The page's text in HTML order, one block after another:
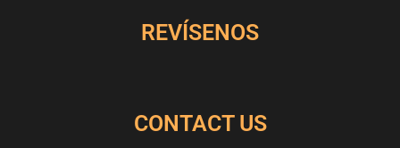
REVÍSENOS
CONTACT US